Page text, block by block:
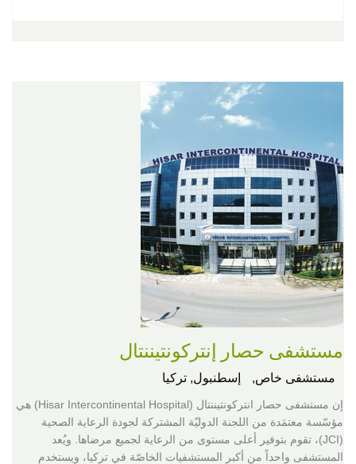
مستشفى حصار إنتركونتيننتال
مستشفى خاص, إسطنبول, تركيا
إن مستشفى حصار انتركونتيننتال (Hisar Intercontinental Hospital) هي
مؤسّسة معتمَدة من اللجنة الدوليّة المشتركة لجودة الرعاية الصحية
(JCI)، تقوم بتوفير أعلى مستوى من الرعاية لجميع مرضاها. ويُعد
المستشفى واحداً من أكبر المستشفيات الخاصّة في تركيا، ويستخدم